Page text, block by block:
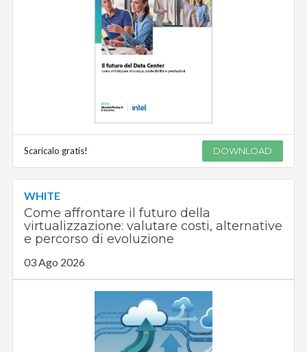
Scaricalo gratis! DOWNLOAD
WHITE
Come affrontare il futuro della
virtualizzazione: valutare costi, alternative
e percorso di evoluzione
03 Ago 2026